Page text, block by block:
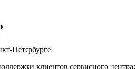
модулей
Петербурге
клиентов сервисного центра: